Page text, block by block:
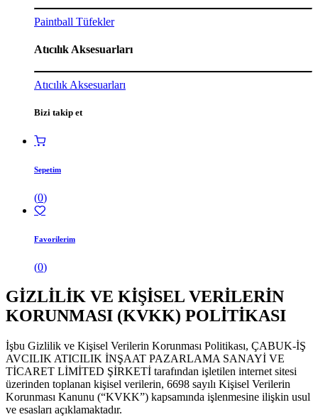
Paintball Tüfekler
Atıcılık Aksesuarları
Atıcılık Aksesuarları
Bizi takip et
Sepetim
(0)
Favorilerim
(0)
GİZLİLİK VE KİŞİSEL VERİLERİN
KORUNMASI (KVKK) POLİTİKASI
İşbu Gizlilik ve Kişisel Verilerin Korunması Politikası, ÇABUK-İŞ
AVCILIK ATICILIK İNŞAAT PAZARLAMA SANAYİ VE
TİCARET LİMİTED ŞİRKETİ tarafından işletilen internet sitesi
üzerinden toplanan kişisel verilerin, 6698 sayılı Kişisel Verilerin
Korunması Kanunu (“KVKK”) kapsamında işlenmesine ilişkin usul
ve esasları açıklamaktadır.